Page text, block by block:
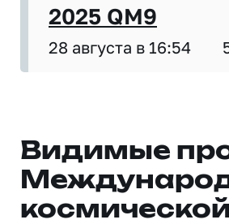
2025 QM9
28 августа в 16:54
Видимые